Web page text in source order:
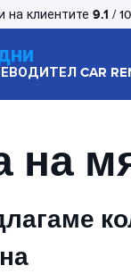
на клиентите 9.1 / 10
CAR
на